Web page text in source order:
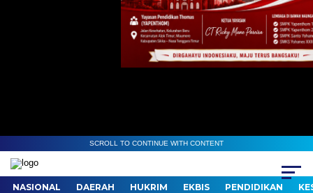
SCROLL TO CONTINUE WITH CONTENT
NASIONAL DAERAH HUKRIM EKBIS PENDIDIKAN